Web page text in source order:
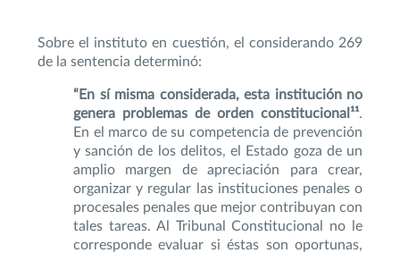
Sobre el instituto en cuestión, el considerando 269
de la sentencia determinó:
“En sí misma considerada, esta institución no
genera problemas de orden constitucional¹¹.
En el marco de su competencia de prevención
y sanción de los delitos, el Estado goza de un
amplio margen de apreciación para crear,
organizar y regular las instituciones penales o
procesales penales que mejor contribuyan con
tales tareas. Al Tribunal Constitucional no le
corresponde evaluar si éstas son oportunas,